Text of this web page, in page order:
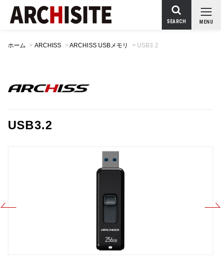
MENU
SEARCH
ホーム > ARCHISS >ARCHISS USBメモリ > USB3.2
USB3.2